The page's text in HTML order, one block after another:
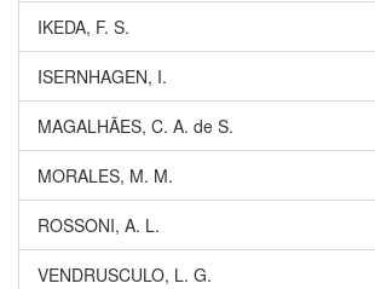
IKEDA, F. S.
ISERNHAGEN, I.
MAGALHÃES, C. A. de S.
MORALES, M. M.
ROSSONI, A. L.
VENDRUSCULO, L. G.